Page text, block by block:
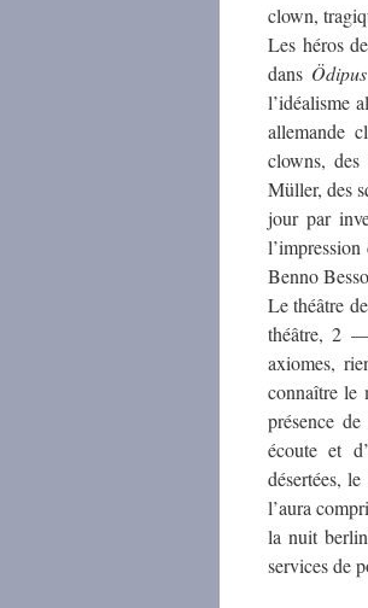
clown,
Les héros
dans
l’idéalisme
allemande
clowns, des
Müller, des
jour par
Benno
Le théâtre
théâtre, 2 —
axiomes,
connaître le
présence
écoute et
désertées,
l’aura
la nuit
services de